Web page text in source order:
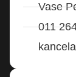
Vase
011